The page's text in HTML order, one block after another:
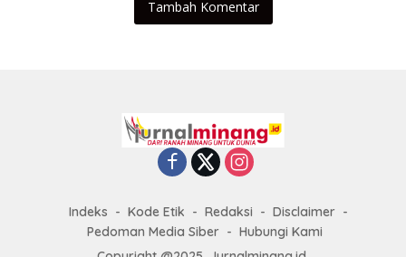
Tambah Komentar
Indeks Kode Etik Redaksi
Disclaimer
Pedoman Media Siber
Hubungi Kami